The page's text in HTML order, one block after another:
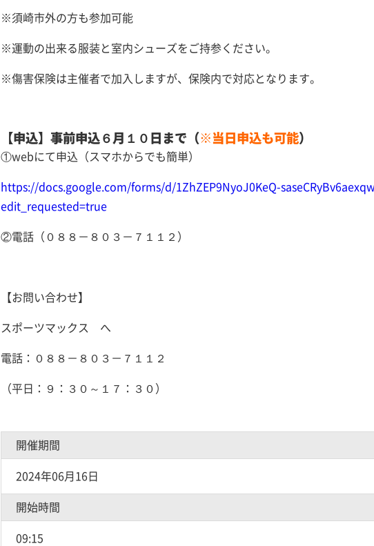
※須崎市外の方も参加可能
※運動の出来る服装と室内シューズをご持参ください。
※傷害保険は主催者で加入しますが、保険内で対応となります。
【申込】事前申込６月１０日まで（ ※当日申込も可能）
①webにて申込（スマホからでも簡単）
https://docs.google.com/forms/d/1ZhZEP9NyoJ0KeQ-
edit_requested=true
②電話（０８８－８０３－７１１２）
【お問い合わせ】
スポーツマックス へ
電話：０８８－８０３－７１１２
（平日：９：３０～１７：３０）
開催期間
2024年06月16日
開始時間
09:15